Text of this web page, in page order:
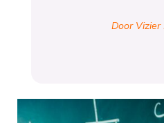
Door Vizier